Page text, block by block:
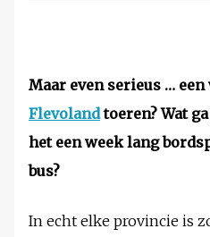
Maar even serieus …
Flevolandtoeren? Wat
het een week lang
bus?
In echt elke provincie is